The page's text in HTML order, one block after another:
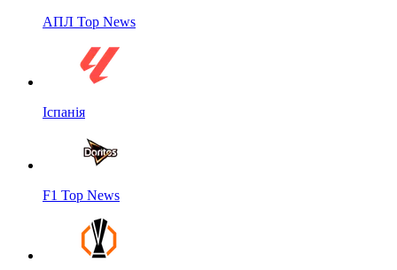
АПЛ Top News
Іспанія
F1 Top News